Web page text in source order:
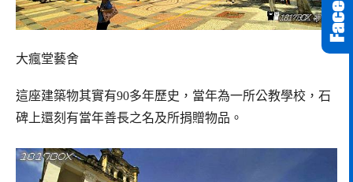
大瘋堂藝舍
這座建築物其實有90多年歷史，當年為一所公教學校，石
碑上還刻有當年善長之名及所捐贈物品。